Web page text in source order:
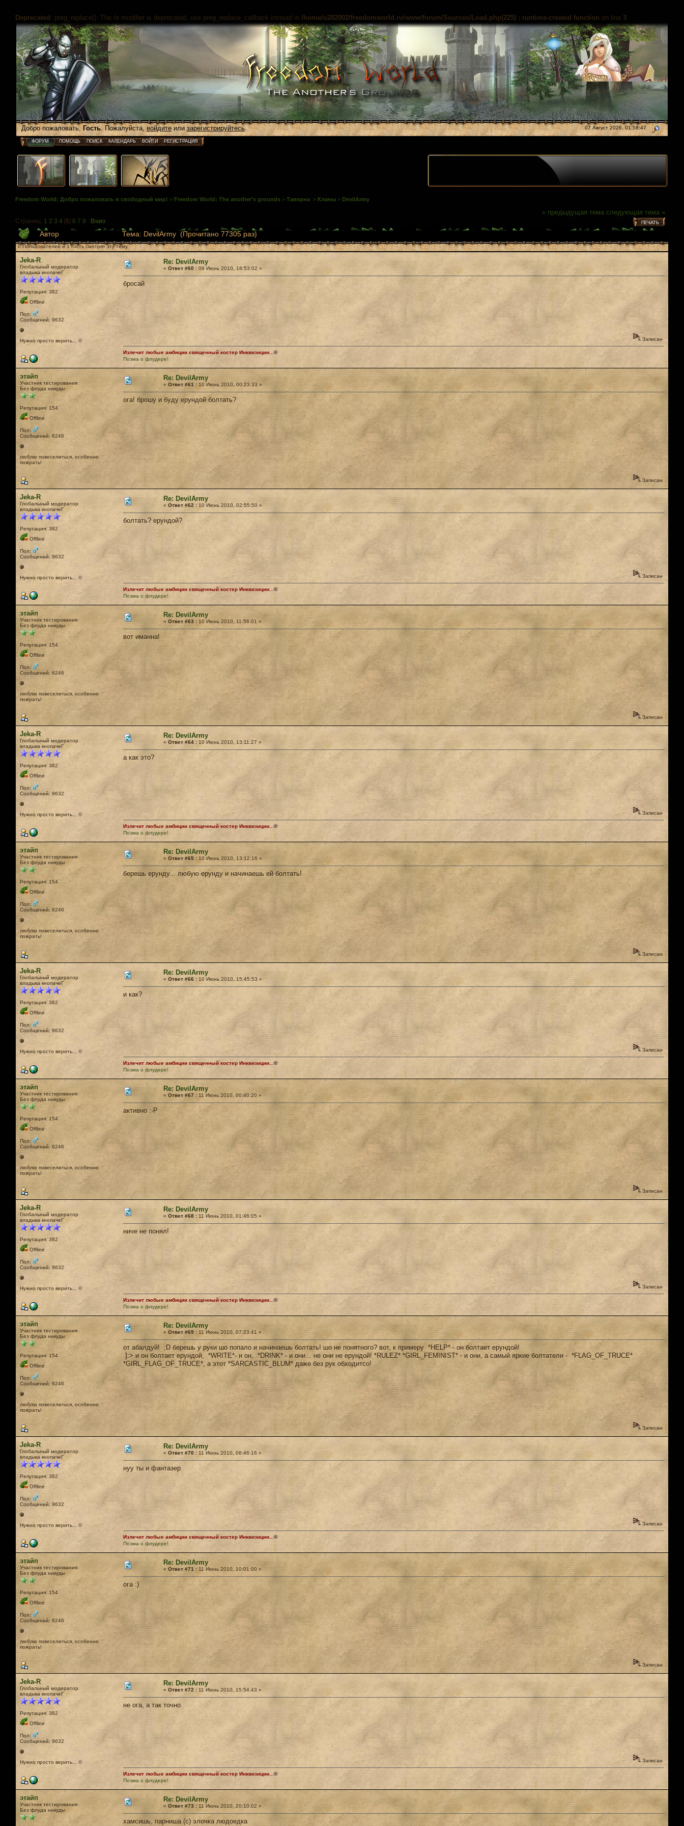
Deprecated : preg_replace(): The /e modifier is deprecated, use preg_replace_callback instead in /home/u282002/freedomworld.ru/www/forum/Sources/Load.php(225) : runtime-created function on line 3
Добро пожаловать, Гость. Пожалуйста,войдитеилизарегистрируйтесь. 07 Август 2026, 01:58:47
ФОРУМ ПОМОЩЬ ПОИСК КАЛЕНДАРЬ ВОЙТИ РЕГИСТРАЦИЯ
Freedom World: Добро пожаловать в свободный мир! > Freedom World: The another's grounds > Таверна > Кланы > DevilArmy
Страниц: 1 2 3 4 [5] 6 7 8 Вниз
« предыдущая тема следующая тема »
ПЕЧАТЬ
Автор Тема: DevilArmy (Прочитано 77305 раз)
0 Пользователей и 1 Гость смотрят эту тему.
Jeka-R
Глобальный модератор
владыка кнопачеГ
Репутация: 382
Offline
Пол:
Сообщений: 9632
Нужно просто верить... ©
Re: DevilArmy
« Ответ #60 : 09 Июнь 2010, 18:53:02 »
бросай
Записан
Излечит любые амбиции священный костер Инквизиции... ©
Поэма о флудере!
этайп
Участник тестирования
Без флуда никуды
Репутация: 154
Offline
Пол:
Сообщений: 6246
люблю повеселиться, особенно
пожрать!
Re: DevilArmy
« Ответ #61 : 10 Июнь 2010, 00:23:33 »
ога! брошу и буду ерундой болтать?
Записан
Jeka-R
Глобальный модератор
владыка кнопачеГ
Репутация: 382
Offline
Пол:
Сообщений: 9632
Нужно просто верить... ©
Re: DevilArmy
« Ответ #62 : 10 Июнь 2010, 02:55:50 »
болтать? ерундой?
Записан
Излечит любые амбиции священный костер Инквизиции... ©
Поэма о флудере!
этайп
Участник тестирования
Без флуда никуды
Репутация: 154
Offline
Пол:
Сообщений: 6246
люблю повеселиться, особенно
пожрать!
Re: DevilArmy
« Ответ #63 : 10 Июнь 2010, 11:56:01 »
вот иманна!
Записан
Jeka-R
Глобальный модератор
владыка кнопачеГ
Репутация: 382
Offline
Пол:
Сообщений: 9632
Нужно просто верить... ©
Re: DevilArmy
« Ответ #64 : 10 Июнь 2010, 13:11:27 »
а как это?
Записан
Излечит любые амбиции священный костер Инквизиции... ©
Поэма о флудере!
этайп
Участник тестирования
Без флуда никуды
Репутация: 154
Offline
Пол:
Сообщений: 6246
люблю повеселиться, особенно
пожрать!
Re: DevilArmy
« Ответ #65 : 10 Июнь 2010, 13:12:16 »
берешь ерунду... любую ерунду и начинаешь ей болтать!
Записан
Jeka-R
Глобальный модератор
владыка кнопачеГ
Репутация: 382
Offline
Пол:
Сообщений: 9632
Нужно просто верить... ©
Re: DevilArmy
« Ответ #66 : 10 Июнь 2010, 15:45:53 »
и как?
Записан
Излечит любые амбиции священный костер Инквизиции... ©
Поэма о флудере!
этайп
Участник тестирования
Без флуда никуды
Репутация: 154
Offline
Пол:
Сообщений: 6246
люблю повеселиться, особенно
пожрать!
Re: DevilArmy
« Ответ #67 : 11 Июнь 2010, 00:40:20 »
активно :-P
Записан
Jeka-R
Глобальный модератор
владыка кнопачеГ
Репутация: 382
Offline
Пол:
Сообщений: 9632
Нужно просто верить... ©
Re: DevilArmy
« Ответ #68 : 11 Июнь 2010, 01:46:05 »
ниче не понял!
Записан
Излечит любые амбиции священный костер Инквизиции... ©
Поэма о флудере!
этайп
Участник тестирования
Без флуда никуды
Репутация: 154
Offline
Пол:
Сообщений: 6246
люблю повеселиться, особенно
пожрать!
Re: DevilArmy
« Ответ #69 : 11 Июнь 2010, 07:23:41 »
от абалдуй! ;D берешь у руки шо попало и начинаешь болтать! шо не понятного? вот, к примеру *HELP* - он болтает ерундой!
]:> и он болтает ерундой, *WRITE*- и он, *DRINK* - и они... не они не ерундой! *RULEZ* *GIRL_FEMINIST* - и они, а самый яркие болтатели - *FLAG_OF_TRUCE*
*GIRL_FLAG_OF_TRUCE*, а этот *SARCASTIC_BLUM* даже без рук обходитсо!
Записан
Jeka-R
Глобальный модератор
владыка кнопачеГ
Репутация: 382
Offline
Пол:
Сообщений: 9632
Нужно просто верить... ©
Re: DevilArmy
« Ответ #70 : 11 Июнь 2010, 08:46:16 »
нуу ты и фантазер
Записан
Излечит любые амбиции священный костер Инквизиции... ©
Поэма о флудере!
этайп
Участник тестирования
Без флуда никуды
Репутация: 154
Offline
Пол:
Сообщений: 6246
люблю повеселиться, особенно
пожрать!
Re: DevilArmy
« Ответ #71 : 11 Июнь 2010, 10:01:00 »
ога :)
Записан
Jeka-R
Глобальный модератор
владыка кнопачеГ
Репутация: 382
Offline
Пол:
Сообщений: 9632
Нужно просто верить... ©
Re: DevilArmy
« Ответ #72 : 11 Июнь 2010, 15:54:43 »
не ога, а так точно
Записан
Излечит любые амбиции священный костер Инквизиции... ©
Поэма о флудере!
этайп
Участник тестирования
Без флуда никуды
Re: DevilArmy
« Ответ #73 : 11 Июнь 2010, 20:10:02 »
хамсишь, парниша (с) элочка людоедка